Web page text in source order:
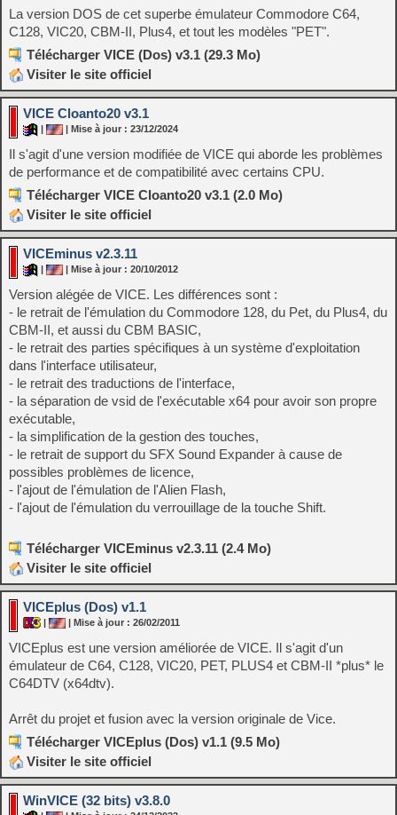
La version DOS de cet superbe émulateur Commodore C64,
C128, VIC20, CBM-II, Plus4, et tout les modèles "PET".
Télécharger VICE (Dos) v3.1 (29.3 Mo)
Visiter le site officiel
VICE Cloanto20 v3.1
| Mise à jour : 23/12/2024
Il s'agit d'une version modifiée de VICE qui aborde les problèmes
de performance et de compatibilité avec certains CPU.
Télécharger VICE Cloanto20 v3.1 (2.0 Mo)
Visiter le site officiel
VICEminus v2.3.11
| Mise à jour : 20/10/2012
Version alégée de VICE. Les différences sont :
- le retrait de l'émulation du Commodore 128, du Pet, du Plus4, du
CBM-II, et aussi du CBM BASIC,
- le retrait des parties spécifiques à un système d'exploitation
dans l'interface utilisateur,
- le retrait des traductions de l'interface,
- la séparation de vsid de l'exécutable x64 pour avoir son propre
exécutable,
- la simplification de la gestion des touches,
- le retrait de support du SFX Sound Expander à cause de
possibles problèmes de licence,
- l'ajout de l'émulation de l'Alien Flash,
- l'ajout de l'émulation du verrouillage de la touche Shift.
Télécharger VICEminus v2.3.11 (2.4 Mo)
Visiter le site officiel
VICEplus (Dos) v1.1
| | Mise à jour : 26/02/2011
VICEplus est une version améliorée de VICE. Il s'agit d'un
émulateur de C64, C128, VIC20, PET, PLUS4 et CBM-II *plus* le
C64DTV (x64dtv).
Arrêt du projet et fusion avec la version originale de Vice.
Télécharger VICEplus (Dos) v1.1 (9.5 Mo)
Visiter le site officiel
WinVICE (32 bits) v3.8.0